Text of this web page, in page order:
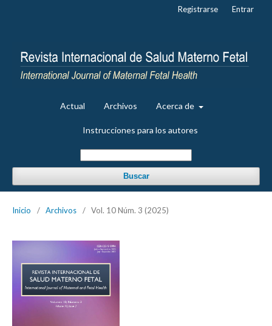
Actual Archivos Acerca de
Instrucciones para los autores
Buscar
Registrarse Entrar
Inicio / Archivos / Vol. 10 Núm. 3 (2025)